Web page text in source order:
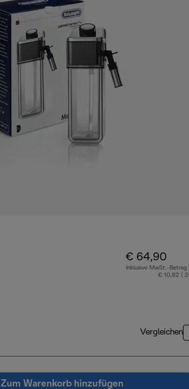
€ 64,90
Inklusive MwSt.-Betrag
€ 10,82 (
Vergleichen
Zum Warenkorb hinzufügen